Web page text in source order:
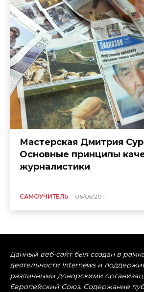
Мастерская Дмитрия
Основные принципы
журналистики
САМОУЧИТЕЛЬ 06/05/2011
Данный веб-сайт был создан в
деятельности Internews и
различными донорскими
Европейский Союз. Содержание